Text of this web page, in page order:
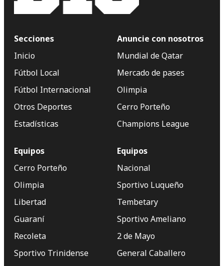
Secciones
Inicio
Fútbol Local
Fútbol Internacional
Otros Deportes
Estadísticas
Anuncie con nosotros
Mundial de Qatar
Mercado de pases
Olimpia
Cerro Porteño
Champions League
Equipos
Cerro Porteño
Olimpia
Libertad
Guaraní
Recoleta
Sportivo Trinidense
Equipos
Nacional
Sportivo Luqueño
Tembetary
Sportivo Ameliano
2 de Mayo
General Caballero